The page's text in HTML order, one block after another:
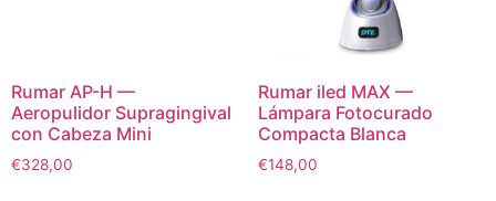
Rumar AP-H —
Aeropulidor Supragingival
con Cabeza Mini
€328,00
Rumar iled MAX —
Lámpara Fotocurado
Compacta Blanca
€148,00